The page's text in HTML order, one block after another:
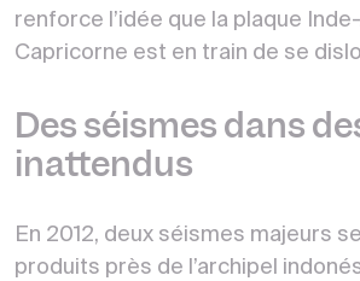
renforce l’idée que la plaque
Capricorne est en train de se
Des séismes dans
inattendus
En 2012, deux séismes majeurs
produits près de l’archipel